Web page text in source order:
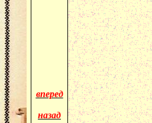
вперед
назад